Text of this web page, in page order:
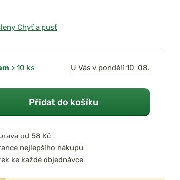
Chyť a pusť
> 10 ks U Vás v pondělí 10. 08.
Přidat do košíku
od 58 Kč
nejlepšího nákupu
ke každé objednávce